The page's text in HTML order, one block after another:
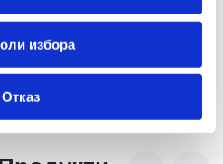
избора
Отказ